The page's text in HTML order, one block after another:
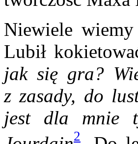
Niewiele
Lubił
jak się gra?
z zasady, do
jest dla mnie
2